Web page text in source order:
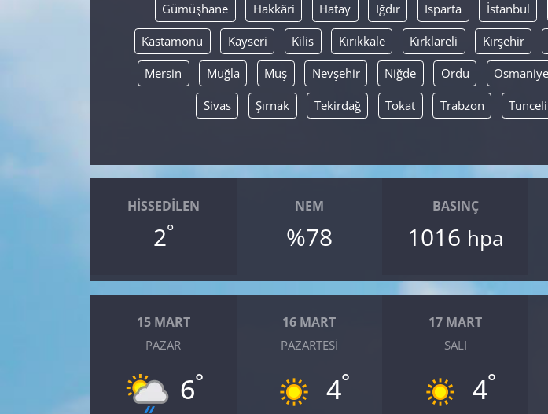
Gümüşhane Hakkâri Hatay Iğdır Isparta İstanbul
Kastamonu Kayseri Kilis Kırıkkale Kırklareli Kırşehir
Mersin Muğla Muş Nevşehir Niğde Ordu Osmaniye
Sivas Şırnak Tekirdağ Tokat Trabzon Tunceli
HISSEDILEN
2°
NEM
%78
BASINÇ
1016 hpa
15 MART
PAZAR
6°
16 MART
PAZARTESI
4°
17 MART
SALI
4°